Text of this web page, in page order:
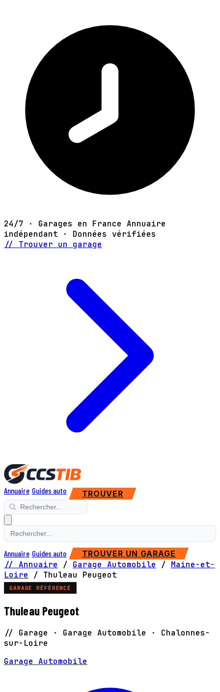
24/7 · Garages en France Annuaire
indépendant · Données vérifiées
// Trouver un garage
Annuaire Guides auto TROUVER
Annuaire Guides auto TROUVER UN GARAGE
// Annuaire / Garage Automobile / Maine-et-
Loire
/ Thuleau Peugeot
GARAGE RÉFÉRENCÉ
Thuleau Peugeot
// Garage · Garage Automobile · Chalonnes-
sur-Loire
Garage Automobile